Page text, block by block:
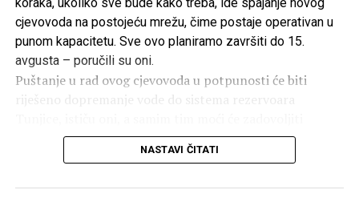
cjevovoda na postojeću mrežu, čime postaje operativan u
punom kapacitetu. Sve ovo planiramo završiti do 15.
avgusta – poručili su oni.
Puštanje u rad ovog cjevovoda u potpunosti će biti
riješeno dopremanje vode do sistema rezervoara
potrebe za vodom svih stanovnika sjevernog dijela
Banjaluke.
– Indirektno, neće biti potrebe za noćnim redukcijama u
NASTAVI ČITATI